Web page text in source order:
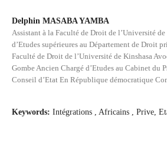
Delphin MASABA YAMBA
Assistant à la Faculté de Droit de l’Université
d’Etudes supérieures au Département de Droit
Faculté de Droit de l’Université de Kinshasa
Gombe Ancien Chargé d’Etudes au Cabinet du
Conseil d’Etat En République démocratique
Keywords: Intégrations , Africains , Prive,